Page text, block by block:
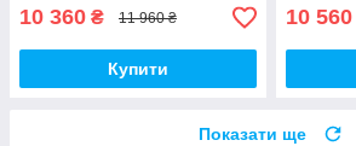
10 360 ₴ 11 960 ₴
Купити
10 560
Показати ще